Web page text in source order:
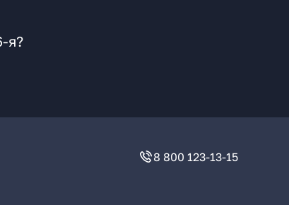
я?
8 800 123-13-15